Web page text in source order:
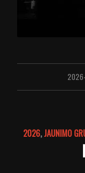
/
2026,JAUNIMO